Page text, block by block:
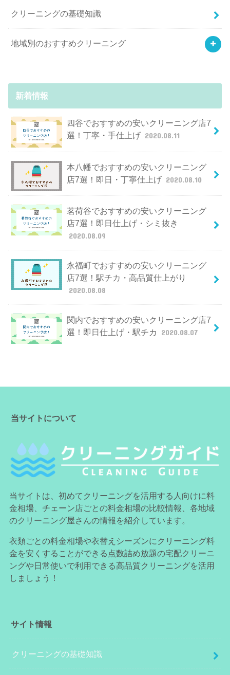
クリーニングの基礎知識
地域別のおすすめクリーニング
新着情報
四谷でおすすめの安いクリーニング店7
選！丁寧・手仕上げ 2020.08.11
本八幡でおすすめの安いクリーニング
店7選！即日・丁寧仕上げ 2020.08.10
茗荷谷でおすすめの安いクリーニング
店7選！即日仕上げ・シミ抜き
2020.08.09
永福町でおすすめの安いクリーニング
店7選！駅チカ・高品質仕上がり
2020.08.08
関内でおすすめの安いクリーニング店7
選！即日仕上げ・駅チカ
2020.08.07
当サイトについて
当サイトは、初めてクリーニングを活用する人向けに料
金相場、チェーン店ごとの料金相場の比較情報、各地域
のクリーニング屋さんの情報を紹介しています。
衣類ごとの料金相場や衣替えシーズンにクリーニング料
金を安くすることができる点数詰め放題の宅配クリーニ
ングや日常使いで利用できる高品質クリーニングを活用
しましょう！
サイト情報
クリーニングの基礎知識